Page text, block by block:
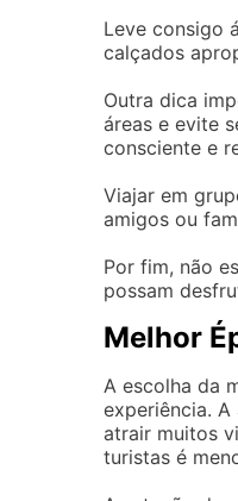
Leve consigo
calçados
Outra dica
áreas e evite
consciente e
Viajar em
amigos ou
Por fim, não
possam
Melhor
A escolha da
experiência.
atrair muitos
turistas é